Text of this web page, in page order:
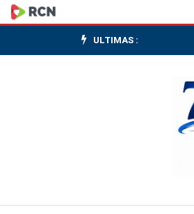
Ânima
e
criar
ULTIMAS :